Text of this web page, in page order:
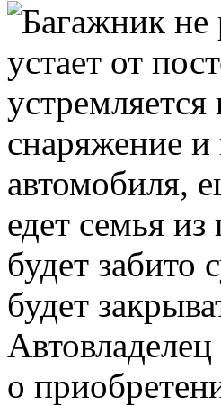
устает от
снаряжение и
автомобиля,
едет семья
будет забито
будет
о